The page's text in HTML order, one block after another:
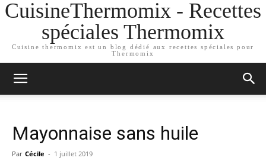
CuisineThermomix - Recettes
spéciales Thermomix
Cuisine thermomix est un blog dédié aux recettes spéciales pour
Thermomix
Mayonnaise sans huile
Par Cécile - 1 juillet 2019